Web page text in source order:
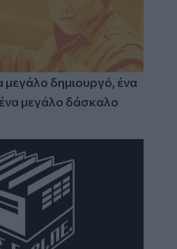
μεγάλο δημιουργό, ένα
μεγάλο δάσκαλο